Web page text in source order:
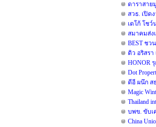
ดาราสาย
สวธ. เปิดง
เดโก้ โชว์
สมาคมส่ง
BEST ชว
ดิว อริสร
HONOR
Dot
ดีอี ผนึก ส
Magic
Thailand
บพข. ขับเ
China